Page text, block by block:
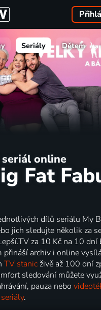
Seriály Dětem
online
Fat
dílů seriálu My
jich sledujte několik za
za 10 Kč na 10 dní
přináší archiv i online
TV stanic živě až 100 dní
sledování můžete
pauza nebo
.